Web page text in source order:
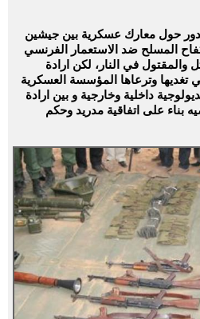
حول معارك عسكرية بين جيشين
المسلح ضد الاستعمار الفرنسي
والمقتول في النار، لكن ارادة
تغديها وترعاها المؤسسة العسكرية
داخلية وخارجية و بين ارادة
على اتفاقية مدريد وحكم